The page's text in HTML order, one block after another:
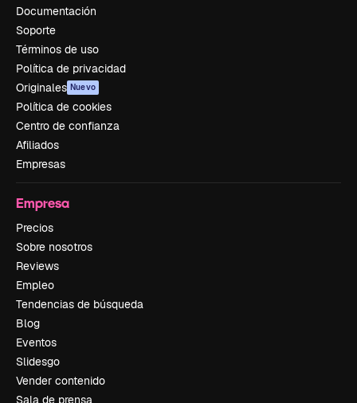
Documentación
Soporte
Términos de uso
Política de privacidad
Originales Nuevo
Política de cookies
Centro de confianza
Afiliados
Empresas
Empresa
Precios
Sobre nosotros
Reviews
Empleo
Tendencias de búsqueda
Blog
Eventos
Slidesgo
Vender contenido
Sala de prensa